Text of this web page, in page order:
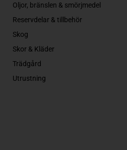
Oljor, bränslen & smörjmedel
Reservdelar & tillbehör
Skog
Skor & Kläder
Trädgård
Utrustning